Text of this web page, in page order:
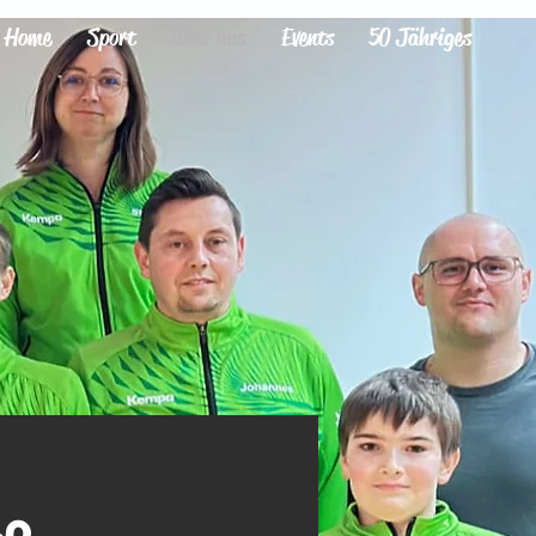
Home Sport Events 50 Jähriges